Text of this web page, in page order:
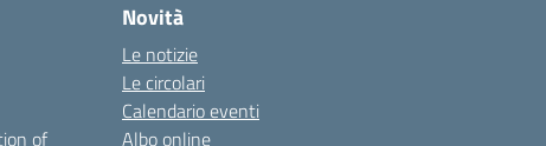
of
Novità
Le notizie
Le circolari
Calendario eventi
Albo online